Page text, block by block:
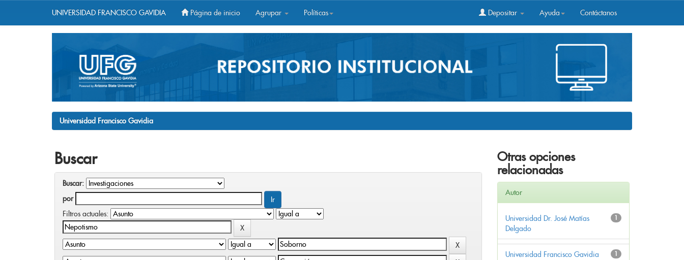
UNIVERSIDAD FRANCISCO GAVIDIA Página de inicio Agrupar Políticas Depositar Ayuda Contáctanos
Universidad Francisco Gavidia
Buscar
Buscar:
por
Filtros actuales:
Otras opciones
relacionadas
Autor
1
Universidad Dr. José Matías
Delgado
1
Universidad Francisco Gavidia